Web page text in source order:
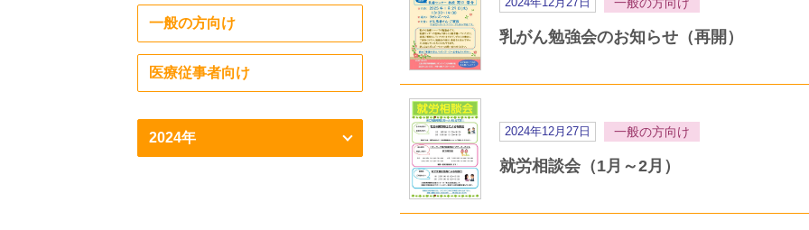
一般の方向け
医療従事者向け
2024年
乳がん勉強会のお知らせ（再開）
2024年12月27日 一般の方向け
就労相談会（1月～2月）